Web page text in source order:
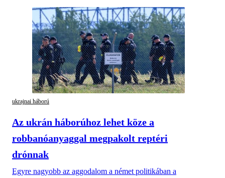
ukrajnai háború
Az ukrán háborúhoz lehet köze a
robbanóanyaggal megpakolt reptéri
drónnak
Egyre nagyobb az aggodalom a német politikában a